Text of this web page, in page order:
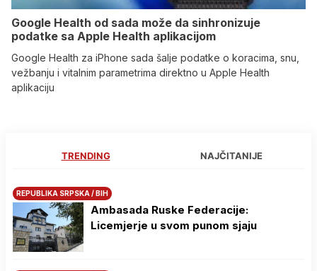
Google Health od sada može da sinhronizuje
podatke sa Apple Health aplikacijom
Google Health za iPhone sada šalje podatke o koracima, snu,
vežbanju i vitalnim parametrima direktno u Apple Health
aplikaciju
TRENDING NAJČITANIJE
REPUBLIKA SRPSKA / BIH
Ambasada Ruske Federacije:
Licemjerje u svom punom sjaju